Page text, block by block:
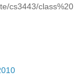
cs3443/class%20